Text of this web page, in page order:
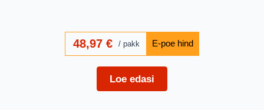
48,97€ pakk
Loe edasi